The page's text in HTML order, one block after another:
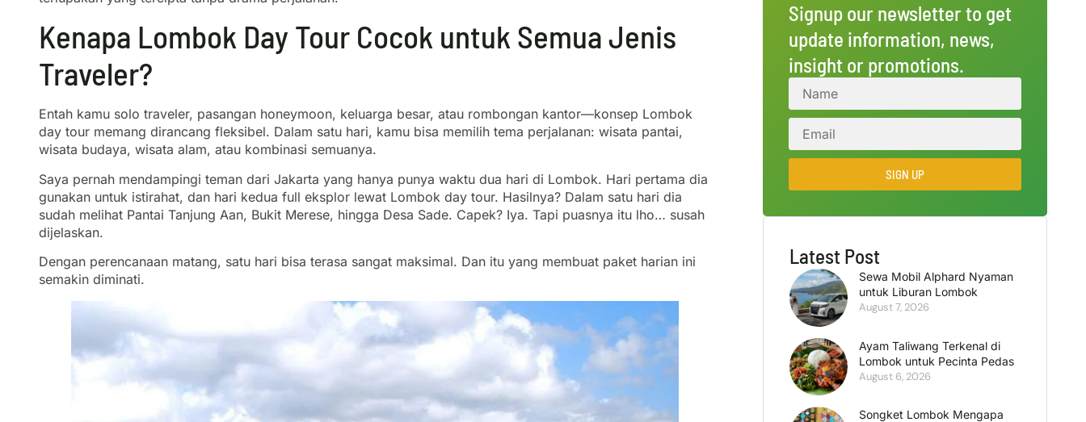
Kenapa Lombok Day Tour Cocok untuk Semua Jenis
Traveler?
Entah kamu solo traveler, pasangan honeymoon, keluarga besar, atau rombongan kantor—konsep Lombok
day tour memang dirancang fleksibel. Dalam satu hari, kamu bisa memilih tema perjalanan: wisata pantai,
wisata budaya, wisata alam, atau kombinasi semuanya.
Saya pernah mendampingi teman dari Jakarta yang hanya punya waktu dua hari di Lombok. Hari pertama dia
gunakan untuk istirahat, dan hari kedua full eksplor lewat Lombok day tour. Hasilnya? Dalam satu hari dia
sudah melihat Pantai Tanjung Aan, Bukit Merese, hingga Desa Sade. Capek? Iya. Tapi puasnya itu lho… susah
dijelaskan.
Dengan perencanaan matang, satu hari bisa terasa sangat maksimal. Dan itu yang membuat paket harian ini
semakin diminati.
Signup our newsletter to get
update information, news,
insight or promotions.
SIGN UP
Latest Post
Sewa Mobil Alphard Nyaman
untuk Liburan Lombok
August 7, 2026
Ayam Taliwang Terkenal di
Lombok untuk Pecinta Pedas
August 6, 2026
Songket Lombok Mengapa